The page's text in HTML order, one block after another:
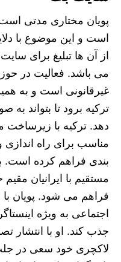
پویان مختاری مدتی
است و این موضوع با
از آن ها تبلیغ برای
می باشد. فعالیت در
غیرقانونی است و به
ترکیه برود تا بتواند به
دهد. ترکیه با زیرساخت
مناسب برای راه
بندی فراهم کرده است.
مستقیم با ایرانیان
فراهم می شود. پویان
اجتماعی به ویژه
جذب کند. او با انتشار
لاکچری خود سعی در